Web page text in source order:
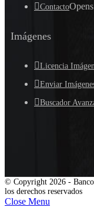
Contacto
Imágenes
Licencia
Enviar
Buscador
© Copyright 2026 - Banco
los derechos reservados
Close Menu